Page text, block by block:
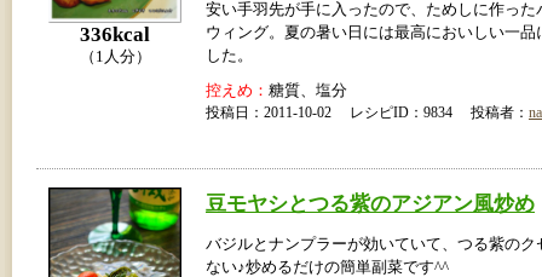
336kcal
（1人分）
安い手羽先が手に入ったので、ためしに作った
ウィング。夏の暑い日には最高においしい一品
した。
控えめ： 糖質、塩分
投稿日：2011-10-02 レシピID：9834 投稿者：
豆モヤシとつる紫のアジアン風炒め
バジルとナンプラーが効いていて、つる紫のク
ない♪炒めるだけの簡単副菜です^^